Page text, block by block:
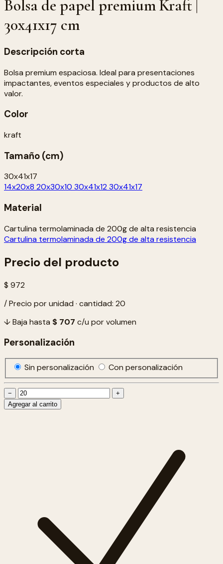
Bolsa de papel premium Kraft |
30x41x17 cm
Descripción corta
Bolsa premium espaciosa. Ideal para presentaciones
impactantes, eventos especiales y productos de alto
valor.
Color
kraft
Tamaño (cm)
30x41x17
14x20x8 20x30x10 30x41x12 30x41x17
Material
Cartulina termolaminada de 200g de alta resistencia
Cartulina termolaminada de 200g de alta resistencia
Precio del producto
$ 972
/ Precio por unidad · cantidad: 20
↓ Baja hasta $ 707 c/u por volumen
Personalización
Sin personalización Con personalización
−
+
Agregar al carrito